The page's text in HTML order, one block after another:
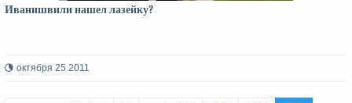
Иванишвили нашел лазейку?
октября 25 2011